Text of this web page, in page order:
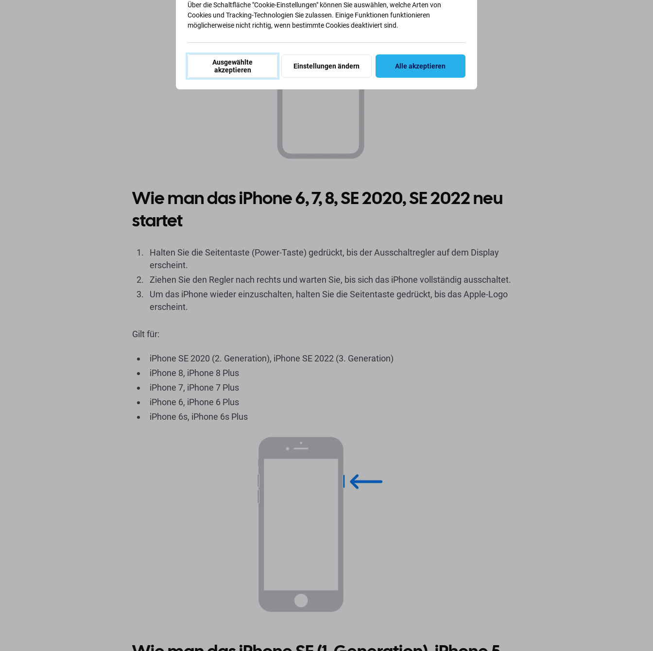
Wie man das iPhone 6, 7, 8, SE 2020, SE 2022 neu
startet
Halten Sie die Seitentaste (Power-Taste) gedrückt, bis der Ausschaltregler auf dem Display
erscheint.
Ziehen Sie den Regler nach rechts und warten Sie, bis sich das iPhone vollständig ausschaltet.
Um das iPhone wieder einzuschalten, halten Sie die Seitentaste gedrückt, bis das Apple-Logo
erscheint.
Gilt für:
iPhone SE 2020 (2. Generation), iPhone SE 2022 (3. Generation)
iPhone 8, iPhone 8 Plus
iPhone 7, iPhone 7 Plus
iPhone 6, iPhone 6 Plus
iPhone 6s, iPhone 6s Plus
Über die Schaltfläche "Cookie-Einstellungen" können Sie auswählen, welche Arten von
Cookies und Tracking-Technologien Sie zulassen. Einige Funktionen funktionieren
möglicherweise nicht richtig, wenn bestimmte Cookies deaktiviert sind.
Ausgewählte
akzeptieren
Einstellungen ändern Alle akzeptieren